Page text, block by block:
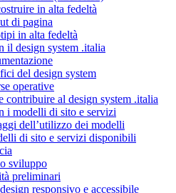
in alta fedeltà
di pagina
in alta fedeltà
il design system .italia
del design system
operative
contribuire al design system .italia
i modelli di sito e servizi
dell’utilizzo dei modelli
di sito e servizi disponibili
sviluppo
preliminari
responsivo e accessibile